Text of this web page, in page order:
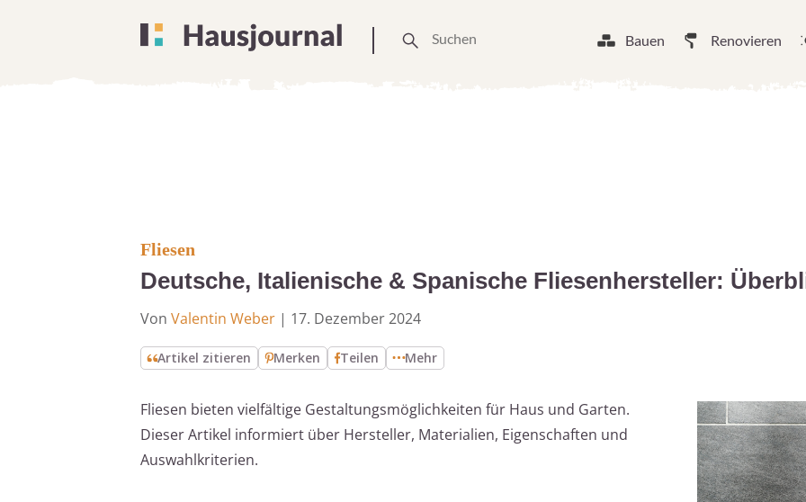
Bauen Renovieren
Fliesen
Deutsche, Italienische & Spanische Fliesenhersteller:
Von Valentin Weber | 17. Dezember 2024
Artikel zitieren Merken Teilen Mehr
Fliesen bieten vielfältige Gestaltungsmöglichkeiten für Haus und Garten.
Dieser Artikel informiert über Hersteller, Materialien, Eigenschaften und
Auswahlkriterien.